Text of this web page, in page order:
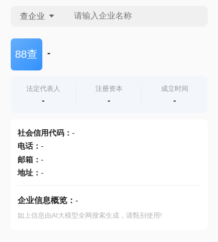
查企业
查企业
查产地
88查 -
法定代表人
-
注册资本
-
成立时间
-
社会信用代码： -
电话： -
邮箱： -
地址： -
企业信息概览： -
如上信息由AI大模型全网搜索生成，请甄别使用!